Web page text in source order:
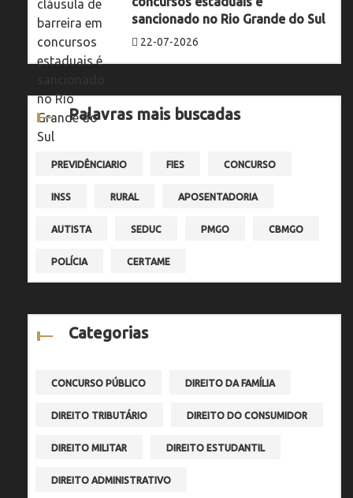
sancionado no Rio Grande do Sul
22-07-2026
Palavras mais buscadas
PREVIDÊNCIARIO FIES CONCURSO
INSS RURAL APOSENTADORIA
AUTISTA SEDUC PMGO CBMGO
POLÍCIA CERTAME
Categorias
CONCURSO PÚBLICO DIREITO DA FAMÍLIA
DIREITO TRIBUTÁRIO DIREITO DO CONSUMIDOR
DIREITO MILITAR DIREITO ESTUDANTIL
DIREITO ADMINISTRATIVO